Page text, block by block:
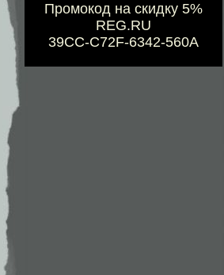
Промокод на скидку 5%
REG.RU
39CC-C72F-6342-560A